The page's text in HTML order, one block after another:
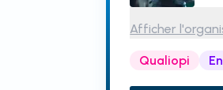
Afficher
Qualiopi